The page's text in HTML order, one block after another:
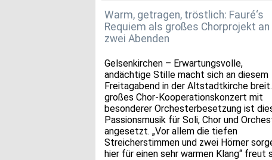
Warm, getragen, tröstlich: Fauré‘s
Requiem als großes Chorprojekt an
zwei Abenden
Gelsenkirchen – Erwartungsvolle,
andächtige Stille macht sich an diesem
Freitagabend in der Altstadtkirche
großes Chor-Kooperationskonzert mit
besonderer Orchesterbesetzung ist
Passionsmusik für Soli, Chor und
angesetzt. „Vor allem die tiefen
Streicherstimmen und zwei Hörner
hier für einen sehr warmen Klang“ freut